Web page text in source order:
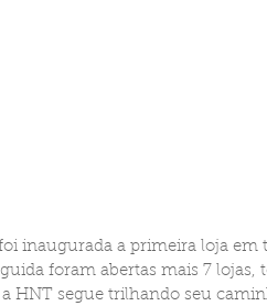
inaugurada a primeira loja
foram abertas mais 7 lojas,
HNT segue trilhando seu